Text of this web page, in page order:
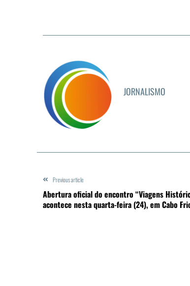
JORNALISMO
Previous article
Abertura oficial do encontro “Viagens
acontece nesta quarta-feira (24), em Cabo